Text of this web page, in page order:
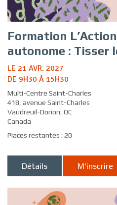
Formation
autonome : Tisser
LE 21 AVR. 2027
DE 9H30 À 15H30
Multi-Centre Saint-Charles
418, avenue Saint-Charles
Vaudreuil-Dorion, QC
Canada
Places restantes : 20
Détails M'inscrire